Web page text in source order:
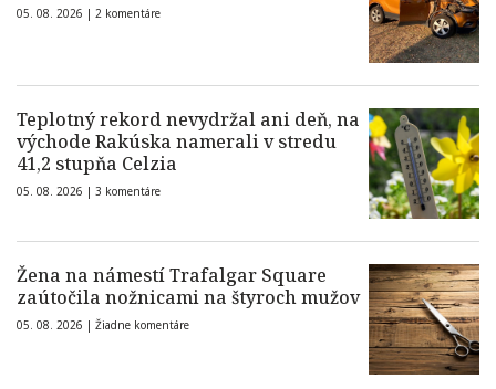
05. 08. 2026 | 2 komentáre
Teplotný rekord nevydržal ani deň, na
východe Rakúska namerali v stredu
41,2 stupňa Celzia
05. 08. 2026 | 3 komentáre
Žena na námestí Trafalgar Square
zaútočila nožnicami na štyroch mužov
05. 08. 2026 | Žiadne komentáre